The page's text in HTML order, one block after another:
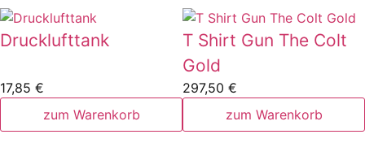
Drucklufttank
17,85 €
zum Warenkorb
T Shirt Gun The Colt
Gold
297,50 €
zum Warenkorb